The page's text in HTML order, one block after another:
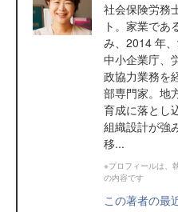
社会保険労務
ト。家業であ
み、2014 年
中小企業庁、
政協力業務を
部専門家。地
育成に落とし
組織設計が強
移...
※プロフィールは、
の内容です
この著者の最